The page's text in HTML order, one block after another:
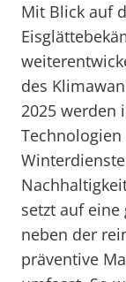
Mit Blick auf
des
2025 werden
setzt auf
neben der
präventive